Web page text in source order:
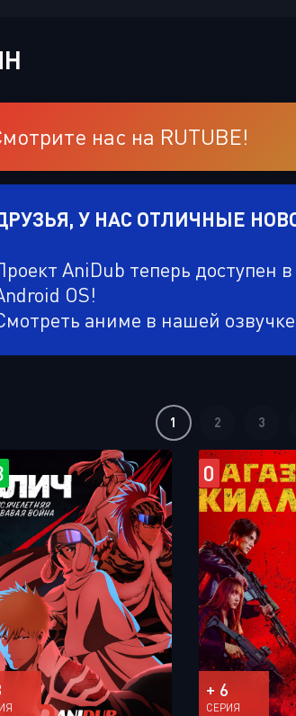
нас на RUTUBE!
У НАС ОТЛИЧНЫЕ
AniDub теперь
OS!
аниме в нашей
1 2 3
0
+ 6
СЕРИЯ